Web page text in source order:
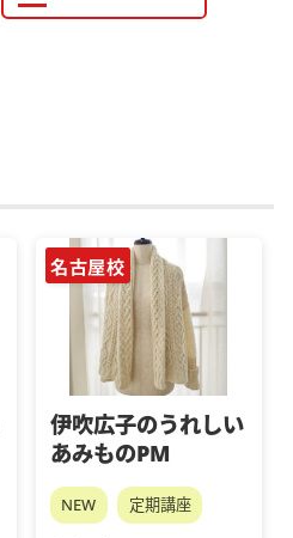
名古屋校
伊吹広子のうれしい
あみものPM
NEW 定期講座